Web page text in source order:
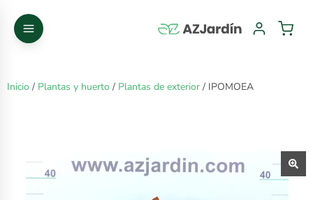
Inicio / Plantas y huerto / Plantas de exterior / IPOMOEA